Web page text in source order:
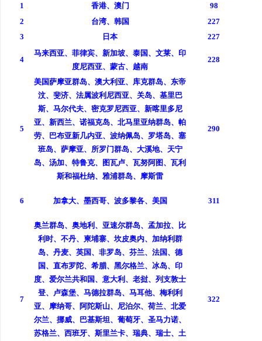
1
香港、澳门
98
2
台湾、韩国
227
3
日本 227
4
马来西亚、菲律宾、新加坡、泰国、文莱、印
度尼西亚、蒙古、越南
228
5
美国萨摩亚群岛、澳大利亚、库克群岛、东帝
汶、斐济、法属波利尼西亚、关岛、基里巴
斯、马尔代夫、密克罗尼西亚、新喀里多尼
亚、新西兰、诺福克岛、北马里亚纳群岛、帕
劳、巴布亚新几内亚、波纳佩岛、罗塔岛、塞
班岛、萨摩亚、所罗门群岛、大溪地、天宁
岛、汤加、特鲁克、图瓦卢、瓦努阿图、瓦利
斯和福杜纳、雅浦群岛、摩斯雷
290
6 加拿大、墨西哥、波多黎各、美国 311
7
奥兰群岛、奥地利、亚速尔群岛、孟加拉、比
利时、不丹、柬埔寨、坎皮奥内、加纳利群
岛、丹麦、英国、非罗岛、芬兰、法国、德
国、直布罗陀、希腊、黑尔格兰、冰岛、印
度、爱尔兰共和国、意大利、老挝、列支敦士
登、卢森堡、马德拉群岛、马耳他、梅利利
亚、摩纳哥、阿陀斯山、尼泊尔、荷兰、北爱
尔兰、挪威、巴基斯坦、葡萄牙、圣马力诺、
苏格兰、西班牙、斯里兰卡、瑞典、瑞士、土
322